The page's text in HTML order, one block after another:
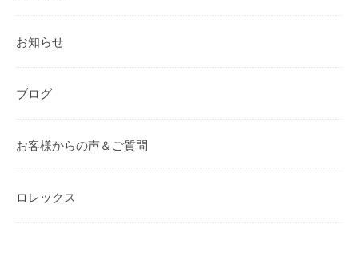
お知らせ
ブログ
お客様からの声＆ご質問
ロレックス